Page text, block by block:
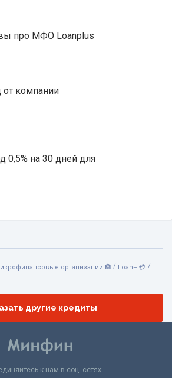
про МФО Loanplus
от компании
0,5% на 30 дней для
организации 🏦 / Loan+ 💳 /
другие кредиты
к нам в соц. сетях: